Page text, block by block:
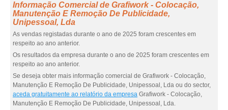
Informação Comercial de Grafiwork - Colocação,
Manutenção E Remoção De Publicidade,
Unipessoal, Lda
As vendas registadas durante o ano de 2025 foram crescentes em
respeito ao ano anterior.
Os resultados da empresa durante o ano de 2025 foram crescentes em
respeito ao ano anterior.
Se deseja obter mais informação comercial de Grafiwork - Colocação,
Manutenção E Remoção De Publicidade, Unipessoal, Lda ou do sector,
aceda gratuitamente ao relatório da empresa Grafiwork - Colocação,
Manutenção E Remoção De Publicidade, Unipessoal, Lda.